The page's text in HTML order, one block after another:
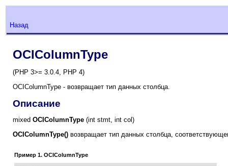
Назад
OCIColumnType
(PHP 3>= 3.0.4, PHP 4)
OCIColumnType - возвращает тип данных столбца.
Описание
mixed OCIColumnType (int stmt, int col)
OCIColumnType() возвращает тип данных столбца,
Пример 1. OCIColumnType